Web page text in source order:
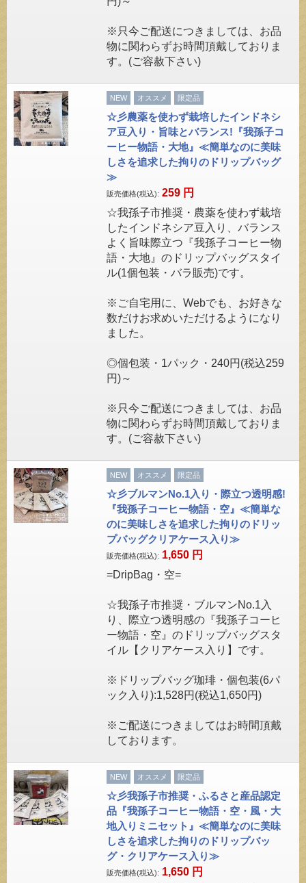
※只今ご配送につきましては、お品
物に関わらずお時間頂戴しておりま
す。(ご容赦下さい)
NEW オススメ 限定品
☆彡農薬を使わず栽培したインドネシ
ア豆入り・旨味とバランス!『我孫子コ
ーヒー物語・大地』≪簡単なのに美味
しさを追求した拘りのドリップバッグ
≫
販売価格(税込): 259 円
☆我孫子市推奨・農薬を使わず栽培
したインドネシア豆入り、バランス
よく旨味際立つ『我孫子コーヒー物
語・大地』のドリップバッグスタイ
ル(1個包装・バラ販売)です。
※ご自宅用に、Webでも、お好きな
数だけお求めいただけるようになり
ました。
◎個包装・1パック・240円(税込259
円)～
※只今ご配送につきましては、お品
物に関わらずお時間頂戴しておりま
す。(ご容赦下さい)
NEW オススメ 限定品
☆彡ブルマンNo.1入り・際立つ透明感!
『我孫子コーヒー物語・空』≪簡単な
のに美味しさを追求した拘りのドリッ
プバッグクリアケース入り≫
販売価格(税込): 1,650 円
=DripBag・空=
☆我孫子市推奨・ブルマンNo.1入
り、際立つ透明感の『我孫子コーヒ
ー物語・空』のドリップバッグスタ
イル【クリアケース入り】です。
※ドリップバッグ珈琲・個包装(6パ
ック入り):1,528円(税込1,650円)
※ご配送につきましてはお時間頂戴
しております。
NEW オススメ 限定品
☆彡我孫子市推奨・ふるさと産品認定
品『我孫子コーヒー物語・空・風・大
地入りミニセット』≪簡単なのに美味
しさを追求した拘りのドリップバッ
グ・クリアケース入り≫
販売価格(税込): 1,650 円